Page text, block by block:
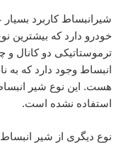
شیرانبساط کاربرد
خودرو دارد که بیشترین
ترموستاتیکی دو کانال و
انبساط وجود دارد که به
هست. این نوع شیر
استفاده نشده است.
نوع دیگری از شیر انبساط